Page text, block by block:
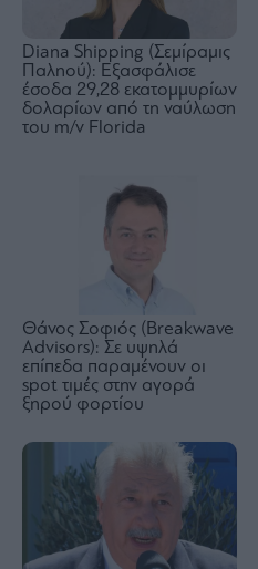
Diana Shipping (Σεμίραμις
Παληού): Εξασφάλισε
έσοδα 29,28 εκατομμυρίων
δολαρίων από τη ναύλωση
του m/v Florida
Θάνος Σοφιός (Breakwave
Advisors): Σε υψηλά
επίπεδα παραμένουν οι
spot τιμές στην αγορά
ξηρού φορτίου